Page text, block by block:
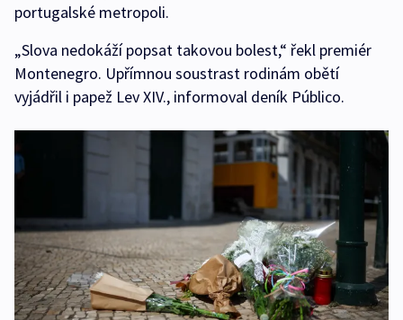
portugalské metropoli.
„Slova nedokáží popsat takovou bolest,“ řekl premiér
Montenegro. Upřímnou soustrast rodinám obětí
vyjádřil i papež Lev XIV., informoval deník Público.